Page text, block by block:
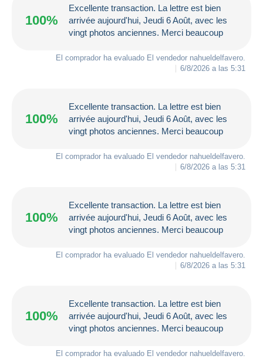
100%
Excellente transaction. La lettre est bien
arrivée aujourd'hui, Jeudi 6 Août, avec les
vingt photos anciennes. Merci beaucoup
El comprador ha evaluado El vendedor nahueldelfavero.
6/8/2026 a las 5:31
100%
Excellente transaction. La lettre est bien
arrivée aujourd'hui, Jeudi 6 Août, avec les
vingt photos anciennes. Merci beaucoup
El comprador ha evaluado El vendedor nahueldelfavero.
6/8/2026 a las 5:31
100%
Excellente transaction. La lettre est bien
arrivée aujourd'hui, Jeudi 6 Août, avec les
vingt photos anciennes. Merci beaucoup
El comprador ha evaluado El vendedor nahueldelfavero.
6/8/2026 a las 5:31
100%
Excellente transaction. La lettre est bien
arrivée aujourd'hui, Jeudi 6 Août, avec les
vingt photos anciennes. Merci beaucoup
El comprador ha evaluado El vendedor nahueldelfavero.